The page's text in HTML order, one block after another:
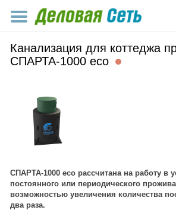
Канализация для коттеджа
СПАРТА-1000 eco
СПАРТА-1000 есо рассчитана на работу в
постоянного или периодического
возможностью увеличения количества
два раза.